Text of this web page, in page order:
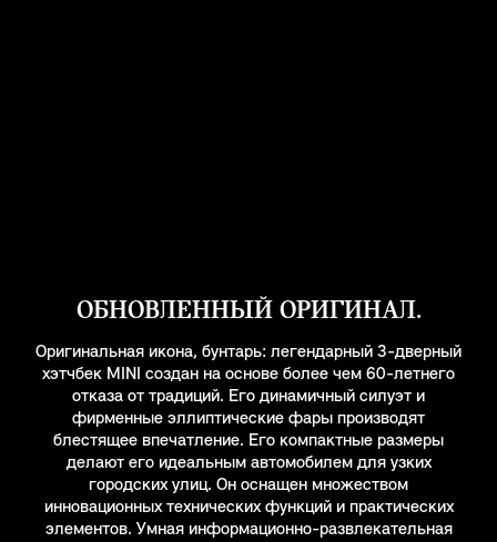
ОБНОВЛЕННЫЙ ОРИГИНАЛ.
Оригинальная икона, бунтарь: легендарный 3-дверный
хэтчбек MINI создан на основе более чем 60-летнего
отказа от традиций. Его динамичный силуэт и
фирменные эллиптические фары производят
блестящее впечатление. Его компактные размеры
делают его идеальным автомобилем для узких
городских улиц. Он оснащен множеством
инновационных технических функций и практических
элементов. Умная информационно-развлекательная